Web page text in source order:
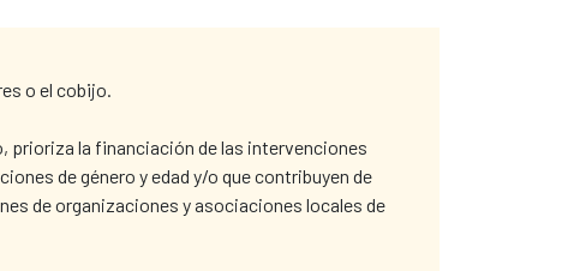
o el cobijo.
prioriza la financiación de las intervenciones
de género y edad y/o que contribuyen de
de organizaciones y asociaciones locales de